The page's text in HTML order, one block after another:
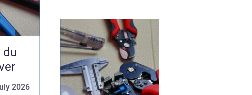
du
2026
arbejdsliv. Mange venter
længe med at søge
hjælp, fordi skam, frygt
og usikkerhed står i
vejen. Men professionel
...